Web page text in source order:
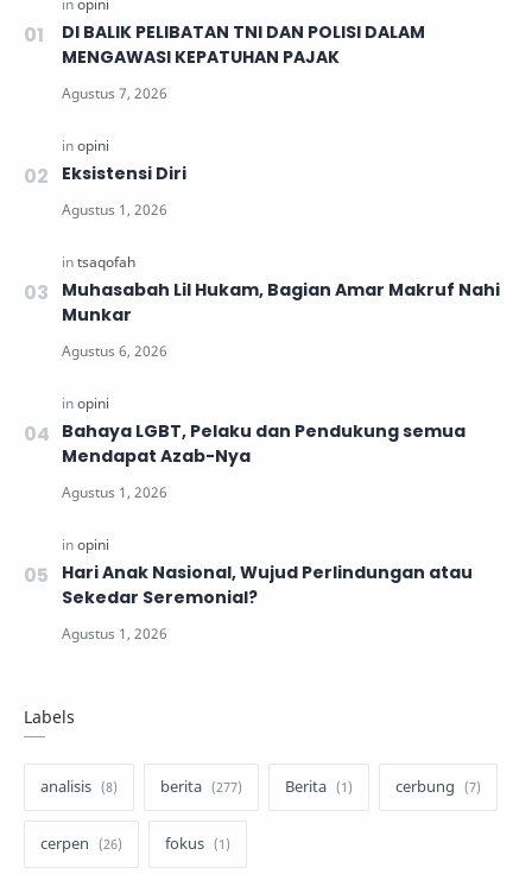
DI BALIK PELIBATAN TNI DAN POLISI DALAM
MENGAWASI KEPATUHAN PAJAK
Eksistensi Diri
Muhasabah Lil Hukam, Bagian Amar Makruf Nahi
Munkar
Bahaya LGBT, Pelaku dan Pendukung semua
Mendapat Azab-Nya
Hari Anak Nasional, Wujud Perlindungan atau
Sekedar Seremonial?
Labels
analisis berita Berita cerbung
cerpen fokus